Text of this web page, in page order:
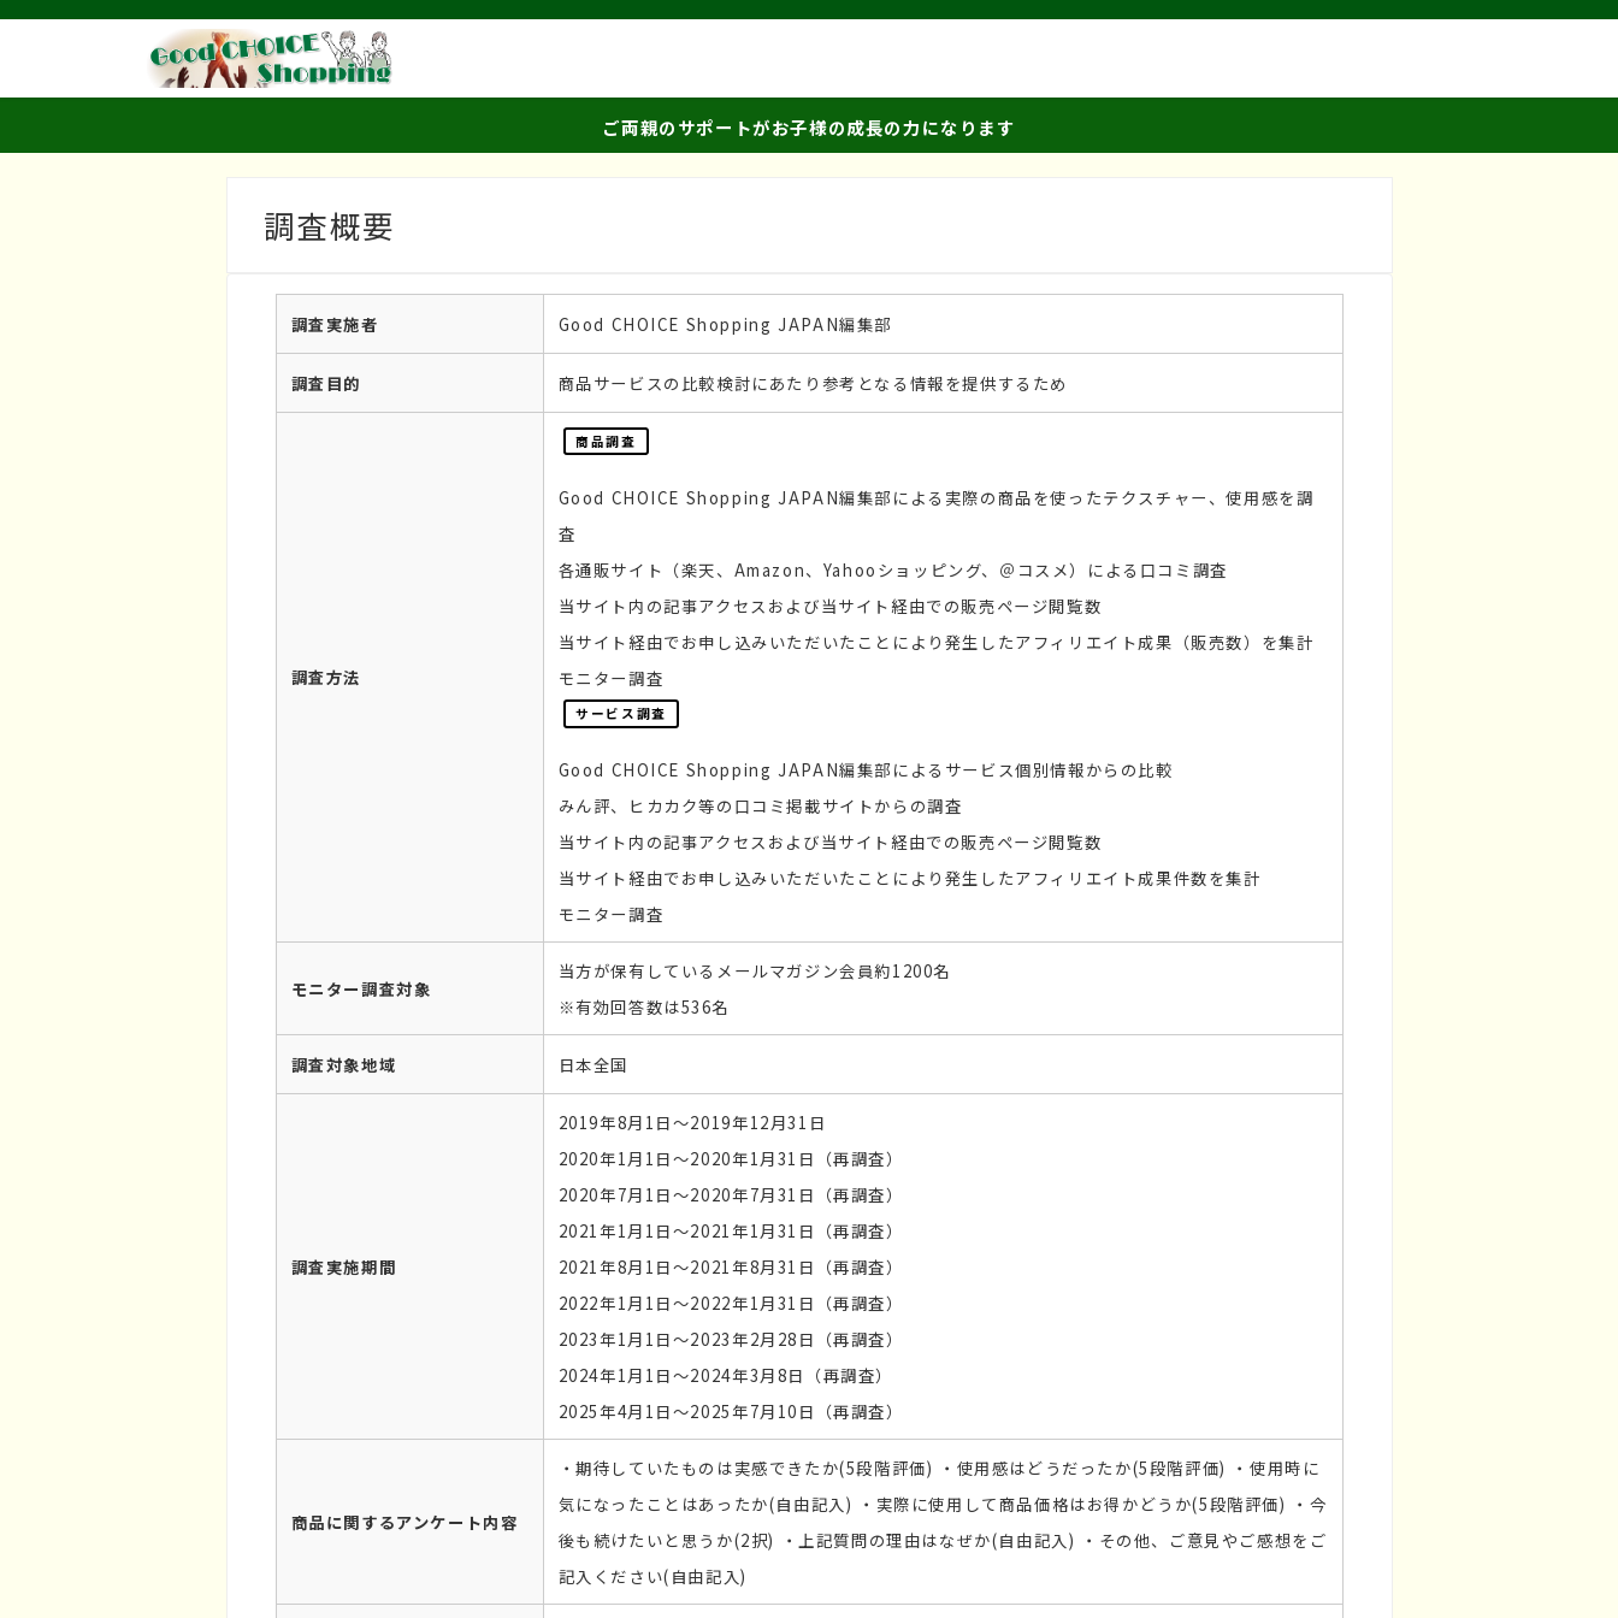
ご両親のサポートがお子様の成長の力になります
調査概要
調査実施者 Good CHOICE Shopping JAPAN編集部
調査目的 商品サービスの比較検討にあたり参考となる情報を提供するため
調査方法
商品調査
Good CHOICE Shopping JAPAN編集部による実際の商品を使ったテクスチャー、使用感を調
査
各通販サイト（楽天、Amazon、Yahooショッピング、＠コスメ）による口コミ調査
当サイト内の記事アクセスおよび当サイト経由での販売ページ閲覧数
当サイト経由でお申し込みいただいたことにより発生したアフィリエイト成果（販売数）を集計
モニター調査
サービス調査
Good CHOICE Shopping JAPAN編集部による サービス個別情報からの比較
みん評、ヒカカク等の口コミ掲載サイトからの調査
当サイト内の記事アクセスおよび当サイト経由での販売ページ閲覧数
当サイト経由でお申し込みいただいたことにより発生したアフィリエイト成果件数を集計
モニター調査
モニター調査対象
当方が保有しているメールマガジン会員約1200名
※有効回答数は536名
調査対象地域 日本全国
調査実施期間
2019年8月1日～2019年12月31日
2020年1月1日～2020年1月31日（再調査）
2020年7月1日～2020年7月31日（再調査）
2021年1月1日～2021年1月31日（再調査）
2021年8月1日～2021年8月31日（再調査）
2022年1月1日～2022年1月31日（再調査）
2023年1月1日～2023年2月28日（再調査）
2024年1月1日～2024年3月8日（再調査）
2025年4月1日～2025年7月10日（再調査）
商品に関するアンケート内容
・期待していたものは実感できたか(5段階評価) ・使用感はどうだったか(5段階評価) ・使用時に
気になったことはあったか(自由記入) ・実際に使用して商品価格はお得かどうか(5段階評価) ・今
後も続けたいと思うか(2択) ・上記質問の理由はなぜか(自由記入) ・その他、ご意見やご感想をご
記入ください(自由記入)